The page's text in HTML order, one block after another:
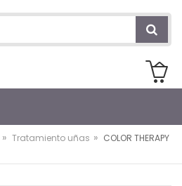
» Tratamiento uñas » COLOR THERAPY